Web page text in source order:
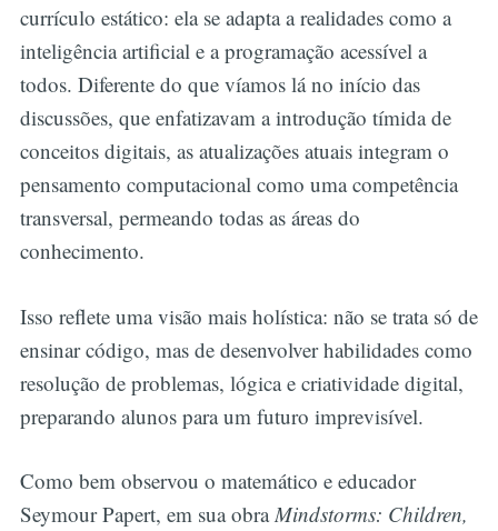
currículo estático: ela se adapta a realidades como a
inteligência artificial e a programação acessível a
todos. Diferente do que víamos lá no início das
discussões, que enfatizavam a introdução tímida de
conceitos digitais, as atualizações atuais integram o
pensamento computacional como uma competência
transversal, permeando todas as áreas do
conhecimento.
Isso reflete uma visão mais holística: não se trata só de
ensinar código, mas de desenvolver habilidades como
resolução de problemas, lógica e criatividade digital,
preparando alunos para um futuro imprevisível.
Como bem observou o matemático e educador
Seymour Papert, em sua obraMindstorms: Children,